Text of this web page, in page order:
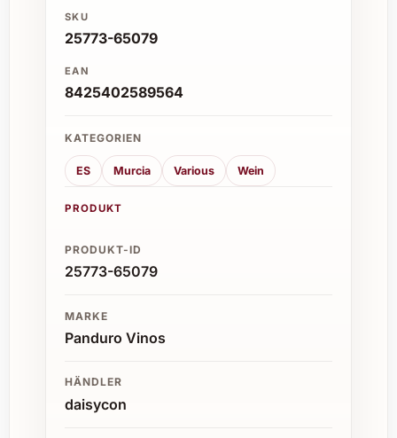
SKU
25773-65079
EAN
8425402589564
KATEGORIEN
ES Murcia Various Wein
PRODUKT
PRODUKT-ID
25773-65079
MARKE
Panduro Vinos
HÄNDLER
daisycon